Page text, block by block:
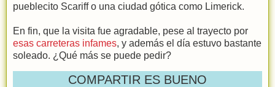
pueblecito Scariff o una ciudad gótica como Limerick.
En fin, que la visita fue agradable, pese al trayecto por
esas carreteras infames, y además el día estuvo bastante
soleado. ¿Qué más se puede pedir?
COMPARTIR ES BUENO